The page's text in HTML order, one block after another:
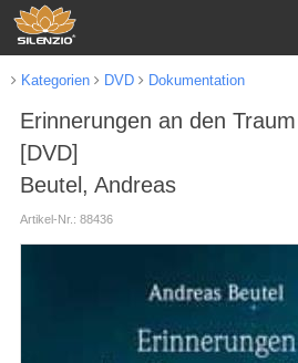
Kategorien DVD Dokumentation
Erinnerungen an den
[DVD]
Beutel, Andreas
Artikel-Nr.: 88436